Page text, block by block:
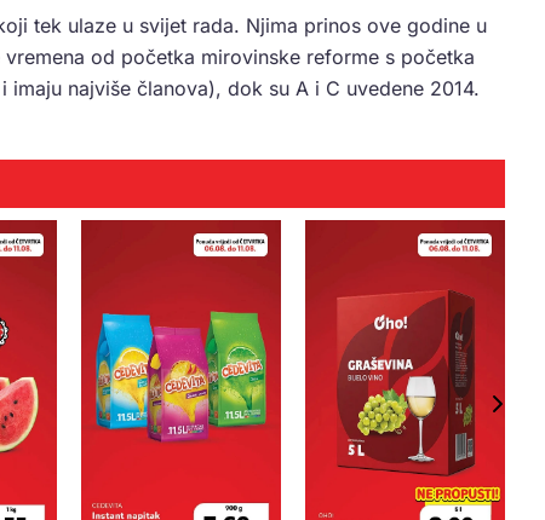
tek ulaze u svijet rada. Njima prinos ove godine u
vremena od početka mirovinske reforme s početka
najviše članova), dok su A i C uvedene 2014.